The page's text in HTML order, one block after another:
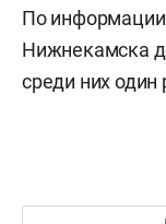
По
Нижнекамска
среди них один